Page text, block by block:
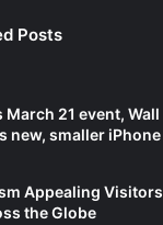
Posts
March 21 event, Wall
new, smaller iPhone
Appealing Visitors
the Globe